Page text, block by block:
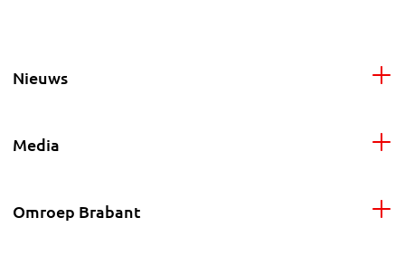
Nieuws
Media
Omroep Brabant